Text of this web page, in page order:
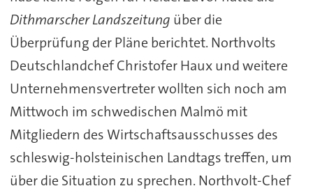
Dithmarscher Landszeitung über die
Überprüfung der Pläne berichtet. Northvolts
Deutschlandchef Christofer Haux und weitere
Unternehmensvertreter wollten sich noch am
Mittwoch im schwedischen Malmö mit
Mitgliedern des Wirtschaftsausschusses des
schleswig-holsteinischen Landtags treffen, um
über die Situation zu sprechen. Northvolt-Chef